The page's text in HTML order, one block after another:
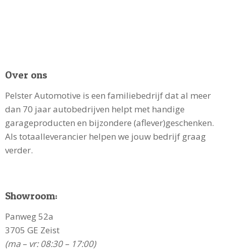
Over ons
Pelster Automotive is een familiebedrijf dat al meer
dan 70 jaar autobedrijven helpt met handige
garageproducten en bijzondere (aflever)geschenken.
Als totaalleverancier helpen we jouw bedrijf graag
verder.
Showroom:
Panweg 52a
3705 GE Zeist
(ma – vr: 08:30 – 17:00)